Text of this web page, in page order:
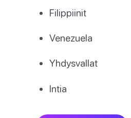
Filippiinit
Venezuela
Yhdysvallat
Intia